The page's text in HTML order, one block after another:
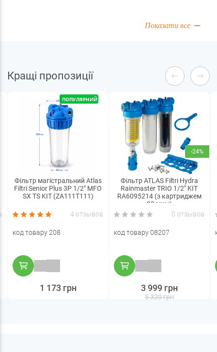
Показати все
Кращі пропозиції
ПОПУЛЯРНИЙ
Фільтр магістральний Atlas
Filtri Senior Plus 3P 1/2" MFO
SX TS KIT (ZA111T111)
4 отзывов
код товару 208
1 173 грн
-24%
Фільтр ATLAS Filtri Hydra
Rainmaster TRIO 1/2" KIT
RA6095214 (з картриджем
90 мкм)
0 отзывов
код товару 08207
5 320 грн
3 999 грн